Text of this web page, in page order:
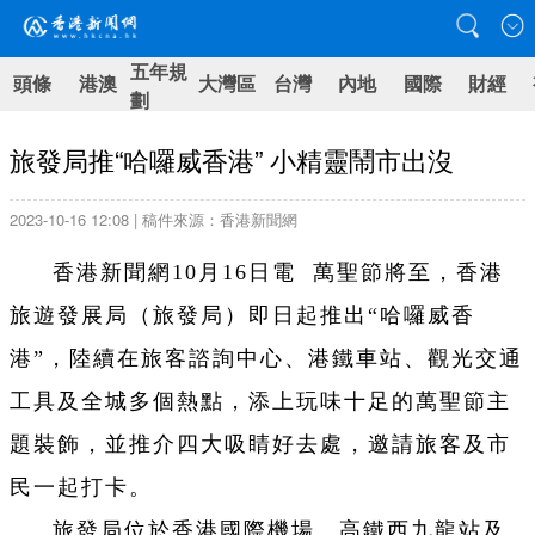
頭條 港澳 五年規
劃
大灣區 台灣 內地 國際 財經
旅發局推“哈囉威香港” 小精靈鬧市出沒
2023-10-16 12:08 | 稿件來源：香港新聞網
香港新聞網10月16日電 萬聖節將至，香港
旅遊發展局（旅發局）即日起推出“哈囉威香
港”，陸續在旅客諮詢中心、港鐵車站、觀光交通
工具及全城多個熱點，添上玩味十足的萬聖節主
題裝飾，並推介四大吸睛好去處，邀請旅客及市
民一起打卡。